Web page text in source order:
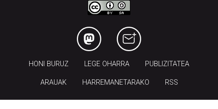
HONI BURUZ LEGE OHARRA PUBLIZITATEA
ARAUAK HARREMANETARAKO RSS